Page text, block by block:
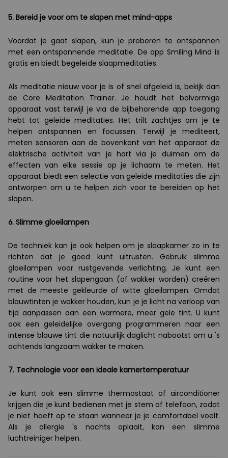
5. Bereid je voor om te slapen met mind-apps
Voordat je gaat slapen, kun je proberen te ontspannen
met een ontspannende meditatie. De app Smiling Mind is
gratis en biedt begeleide slaapmeditaties.
Als meditatie nieuw voor je is of snel afgeleid is, bekijk dan
de Core Meditation Trainer. Je houdt het bolvormige
apparaat vast terwijl je via de bijbehorende app toegang
hebt tot geleide meditaties. Het trilt zachtjes om je te
helpen ontspannen en focussen. Terwijl je mediteert,
meten sensoren aan de bovenkant van het apparaat de
elektrische activiteit van je hart via je duimen om de
effecten van elke sessie op je lichaam te meten. Het
apparaat biedt een selectie van geleide meditaties die zijn
ontworpen om u te helpen zich voor te bereiden op het
slapen.
6. Slimme gloeilampen
De techniek kan je ook helpen om je slaapkamer zo in te
richten dat je goed kunt uitrusten. Gebruik slimme
gloeilampen voor rustgevende verlichting. Je kunt een
routine voor het slapengaan (of wakker worden) creëren
met de meeste gekleurde of witte gloeilampen. Omdat
blauwtinten je wakker houden, kun je je licht na verloop van
tijd aanpassen aan een warmere, meer gele tint. U kunt
ook een geleidelijke overgang programmeren naar een
intense blauwe tint die natuurlijk daglicht nabootst om u 's
ochtends langzaam wakker te maken.
7. Technologie voor een ideale kamertemperatuur
Je kunt ook een slimme thermostaat of airconditioner
krijgen die je kunt bedienen met je stem of telefoon, zodat
je niet hoeft op te staan wanneer je je comfortabel voelt.
Als je allergie 's nachts oplaait, kan een slimme
luchtreiniger helpen.